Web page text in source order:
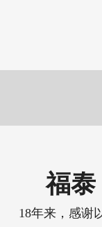
福泰
18年来，感谢